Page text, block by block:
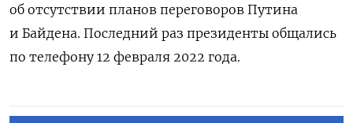
об отсутствии планов переговоров Путина
и Байдена. Последний раз президенты общались
по телефону 12 февраля 2022 года.